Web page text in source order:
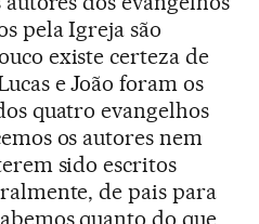
pela Igreja são
existe certeza de
e João foram os
quatro evangelhos
os autores nem
sido escritos
de pais para
quanto do que